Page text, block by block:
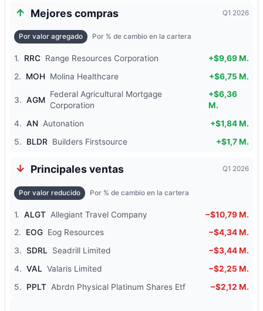
Mejores compras Q1 2026
Por valor agregado Por % de cambio en la cartera
1. RRC Range Resources Corporation
+$9,69 M.
2.
MOH Molina Healthcare +$6,75 M.
3. AGM
Federal Agricultural Mortgage
Corporation
+$6,36
M.
4. AN Autonation
+$1,84 M.
5.
BLDR Builders Firstsource +$1,7 M.
Principales ventas Q1 2026
Por valor reducido Por % de cambio en la cartera
1. ALGT Allegiant Travel Company
−$10,79 M.
2.
EOG Eog Resources
−$4,34 M.
3. SDRL Seadrill Limited
−$3,44 M.
4. VAL Valaris Limited
−$2,25 M.
5.
PPLT Abrdn Physical Platinum Shares Etf −$2,12 M.